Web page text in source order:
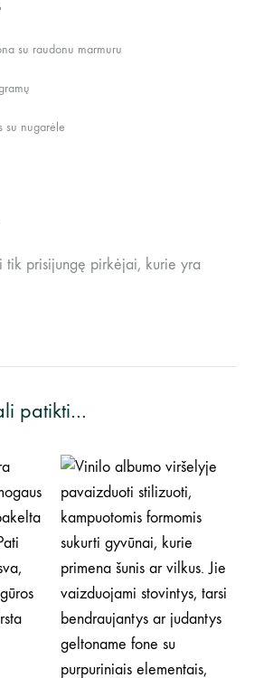
su raudonu marmuru
su nugarėle
tik prisijungę pirkėjai, kurie yra
patikti…